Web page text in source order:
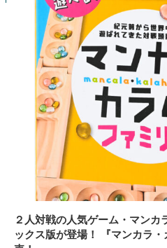
２人対戦の人気ゲーム・マンカ
ックス版が登場！ 『マンカラ